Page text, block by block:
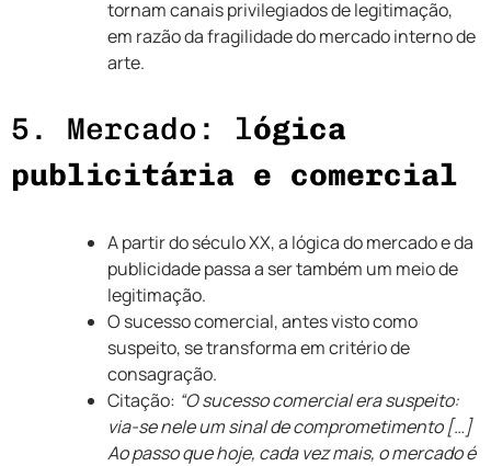
tornam canais privilegiados de legitimação,
em razão da fragilidade do mercado interno de
arte.
5. Mercado: lógica
publicitária e comercial
A partir do século XX, a lógica do mercado e da
publicidade passa a ser também um meio de
legitimação.
O sucesso comercial, antes visto como
suspeito, se transforma em critério de
consagração.
Citação: “O sucesso comercial era suspeito:
via-se nele um sinal de comprometimento […]
Ao passo que hoje, cada vez mais, o mercado é